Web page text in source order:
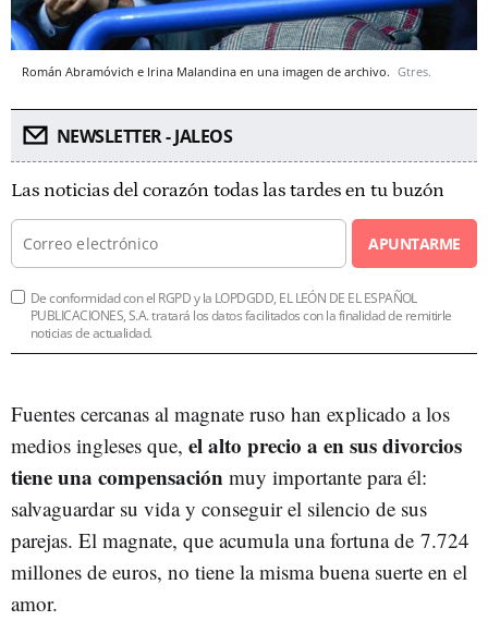
Román Abramóvich e Irina Malandina en una imagen de archivo. Gtres.
NEWSLETTER - JALEOS
Las noticias del corazón todas las tardes en tu buzón
APUNTARME
De conformidad con el RGPD y la LOPDGDD, EL LEÓN DE EL ESPAÑOL
PUBLICACIONES, S.A. tratará los datos facilitados con la finalidad de remitirle
noticias de actualidad.
Fuentes cercanas al magnate ruso han explicado a los
medios ingleses que, el alto precio a en sus divorcios
tiene una compensación muy importante para él:
salvaguardar su vida y conseguir el silencio de sus
parejas. El magnate, que acumula una fortuna de 7.724
millones de euros, no tiene la misma buena suerte en el
amor.